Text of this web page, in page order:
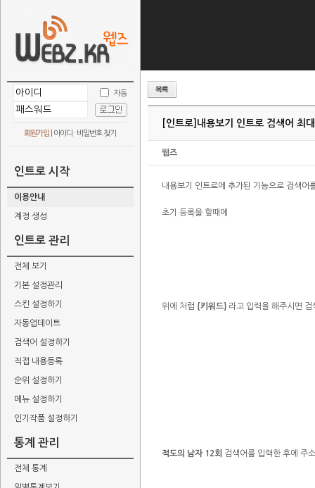
자동
회원가입 아이디 · 비밀번호 찾기
인트로 시작
이용안내
계정 생성
인트로 관리
전체 보기
기본 설정관리
스킨 설정하기
자동업데이트
검색어 설정하기
직접 내용등록
순위 설정하기
메뉴 설정하기
인기작품 설정하기
통계 관리
전체 통계
[인트로] 내용보기 인트로 검색어 최
웹즈
내용보기 인트로에 추가된 기능으로 검색어
초기 등록을 할때에
위에 처럼 {키워드} 라고 입력을 해주시면
적도의 남자 12회 검색어를 입력한 후에 주